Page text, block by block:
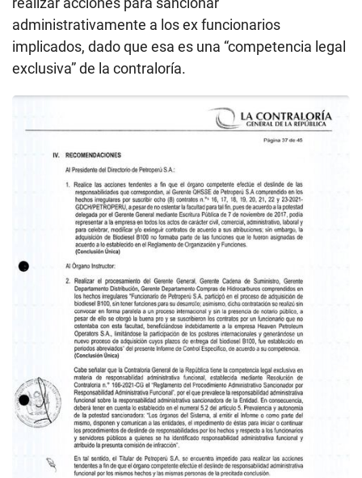
administrativamente a los ex funcionarios
implicados, dado que esa es una “competencia legal
exclusiva” de la contraloría.